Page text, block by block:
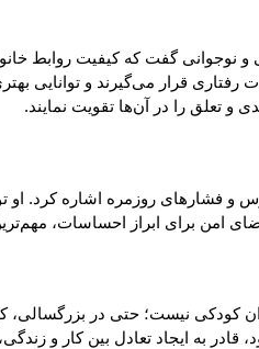
و نوجوانی گفت که کیفیت روابط
قرار می‌گیرند و توانایی
و تعلق را در آن‌ها تقویت نمایند.
فشارهای روزمره اشاره کرد. او
امن برای ابراز احساسات،
کودکی نیست؛ حتی در
قادر به ایجاد تعادل بین کار